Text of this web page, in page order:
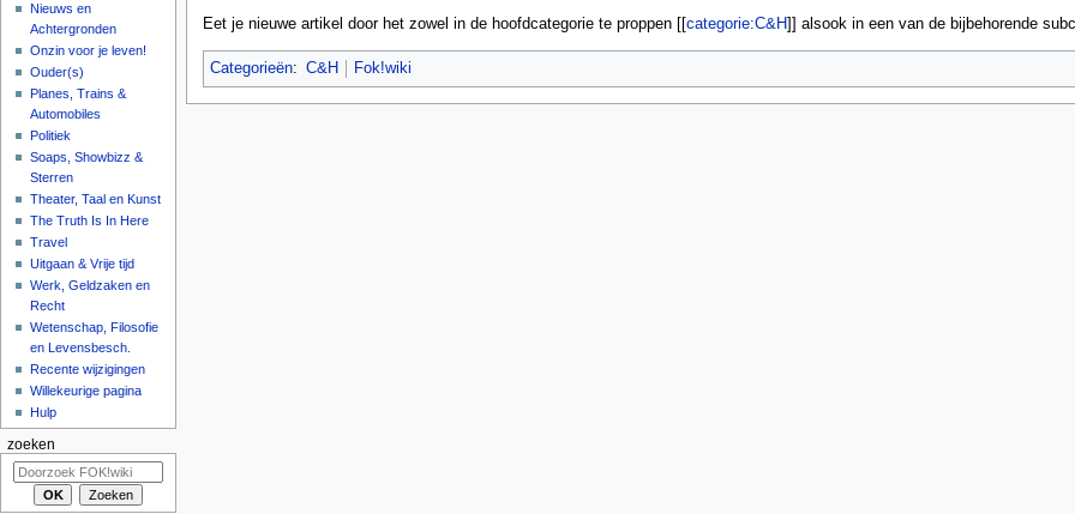
Eet je nieuwe artikel door het zowel in de hoofdcategorie te proppen [[categorie:C&H]] alsook in een van de bijbehorende
Categorieën: C&H Fok!wiki
Nieuws en
Achtergronden
Onzin voor je leven!
Ouder(s)
Planes, Trains &
Automobiles
Politiek
Soaps, Showbizz &
Sterren
Theater, Taal en Kunst
The Truth Is In Here
Travel
Uitgaan & Vrije tijd
Werk, Geldzaken en
Recht
Wetenschap, Filosofie
en Levensbesch.
Recente wijzigingen
Willekeurige pagina
Hulp
zoeken